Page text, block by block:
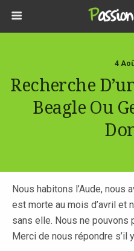
4
Recherche
Beagle Ou
Nous habitons l’Aude, nous
est morte au mois d’avril et
sans elle. Nous ne pouvons
Merci de nous répondre s’il